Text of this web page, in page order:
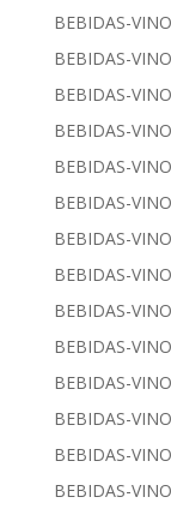
BEBIDAS-
BEBIDAS-
BEBIDAS-
BEBIDAS-
BEBIDAS-
BEBIDAS-
BEBIDAS-
BEBIDAS-
BEBIDAS-
BEBIDAS-
BEBIDAS-
BEBIDAS-
BEBIDAS-
BEBIDAS-